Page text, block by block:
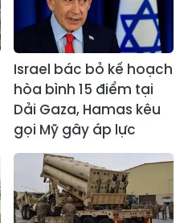
Israel bác bỏ kế hoạch
hòa bình 15 điểm tại
Dải Gaza, Hamas kêu
gọi Mỹ gây áp lực